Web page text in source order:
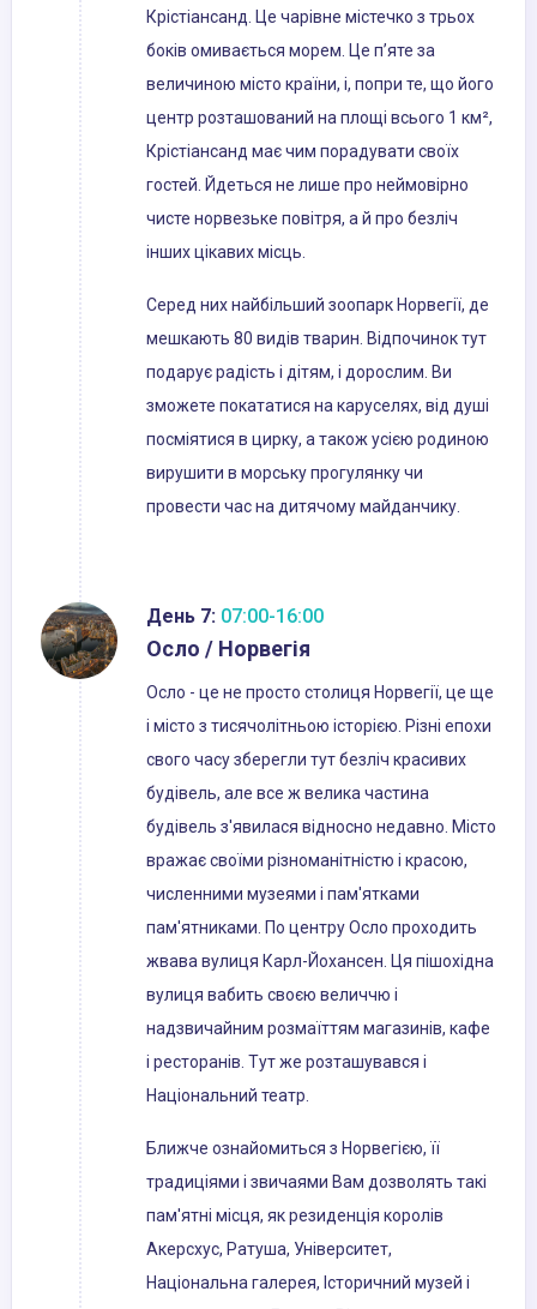
Крістіансанд. Це чарівне містечко з трьох
боків омивається морем. Це п’яте за
величиною місто країни, і, попри те, що його
центр розташований на площі всього 1 км²,
Крістіансанд має чим порадувати своїх
гостей. Йдеться не лише про неймовірно
чисте норвезьке повітря, а й про безліч
інших цікавих місць.
Серед них найбільший зоопарк Норвегії, де
мешкають 80 видів тварин. Відпочинок тут
подарує радість і дітям, і дорослим. Ви
зможете покататися на каруселях, від душі
посміятися в цирку, а також усією родиною
вирушити в морську прогулянку чи
провести час на дитячому майданчику.
День 7: 07:00-16:00
Осло / Норвегія
Осло - це не просто столиця Норвегії, це ще
і місто з тисячолітньою історією. Різні епохи
свого часу зберегли тут безліч красивих
будівель, але все ж велика частина
будівель з'явилася відносно недавно. Місто
вражає своїми різноманітністю і красою,
численними музеями і пам'ятками
пам'ятниками. По центру Осло проходить
жвава вулиця Карл-Йохансен. Ця пішохідна
вулиця вабить своєю величчю і
надзвичайним розмаїттям магазинів, кафе
і ресторанів. Тут же розташувався і
Національний театр.
Ближче ознайомиться з Норвегією, її
традиціями і звичаями Вам дозволять такі
пам'ятні місця, як резиденція королів
Акерсхус, Ратуша, Університет,
Національна галерея, Історичний музей і